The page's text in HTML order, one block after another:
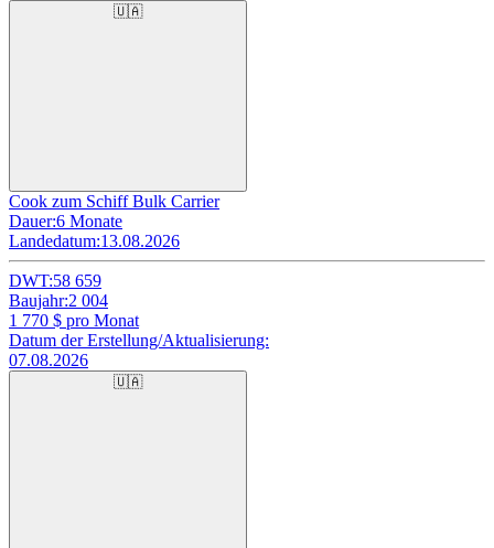
🇺🇦
Cook zum Schiff Bulk Carrier
Dauer:6 Monate
Landedatum:13.08.2026
DWT:58 659
Baujahr:2 004
1 770 $ pro Monat
Datum der Erstellung/Aktualisierung:
07.08.2026
🇺🇦